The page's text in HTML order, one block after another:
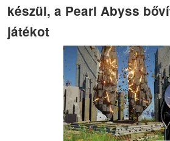
készül, a Pearl Abyss
játékot